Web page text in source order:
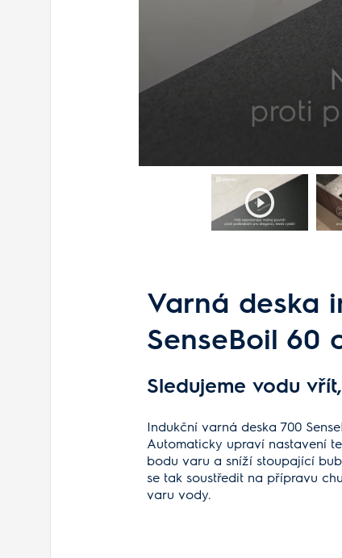
Varná deska
SenseBoil 60
Sledujeme vodu
Indukční varná deska 700
Automaticky upraví nastavení
bodu varu a sníží stoupající
se tak soustředit na přípravu
varu vody.